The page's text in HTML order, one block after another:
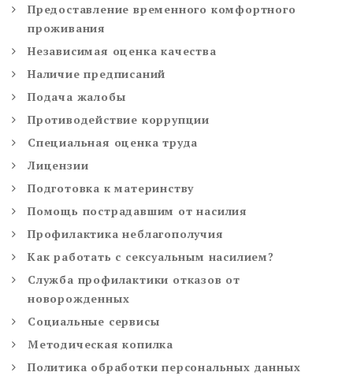
Предоставление временного комфортного
проживания
Независимая оценка качества
Наличие предписаний
Подача жалобы
Противодействие коррупции
Специальная оценка труда
Лицензии
Подготовка к материнству
Помощь пострадавшим от насилия
Профилактика неблагополучия
Как работать с сексуальным насилием?
Служба профилактики отказов от
новорожденных
Социальные сервисы
Методическая копилка
Политика обработки персональных данных